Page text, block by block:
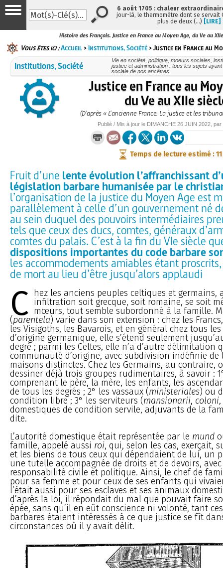
Histoire des Français. Justice en France au Moyen Age, du Ve au
Vous êtes ici :Accueil >Institutions, Société > Justice en France au
Institutions, Société
Vie en société, politique, moeurs sociales,
justice et administration : tous les sujets
sociale de nos ancêtres
Justice en France au
du Ve au XIIe
(D’après « L’ancienne France. La justice et les
Publié / Mis à jour le DIMANCHE 26 JUIN 2022 , par
Temps de lecture estimé :
Fruit d’une lente évolution l’affranchissant
législation barbare humanisée par le
l’organisation de la justice du Moyen Age est
parallèlement à celle d’un gouvernement né
au sein duquel des pouvoirs intermédiaires
tels que ceux des ducs, comtes, généraux
comtes du palais. C’est à la fin du VIe siècle
dispositions importantes du code barbare
les accommodements amiables étant
de mort au lieu d’être jusqu’alors applaudi
C hez les anciens peuples celtiques et germains,
infiltration soit grecque, soit romaine, se soit
mœurs, tout semble subordonné à la famille.
(parentela) varie dans son extension : chez les
les Visigoths, les Bavarois, et en général chez tous
d’origine germanique, elle s’étend seulement
degré ; parmi les Celtes, elle n’a d’autre délimitation
communauté d’origine, avec subdivision indéfinie
maisons distinctes. Chez les Germains, au contraire,
dessiner déjà trois groupes rudimentaires, à savoir :
comprenant le père, la mère, les enfants, les
de tous les degrés ; 2° les vassaux (ministeriales) ou
condition libre ; 3° les serviteurs (mansionarii, coloni,
domestiques de condition servile, adjuvants de la
dite.
L’autorité domestique était représentée par le mund
famille, appelé aussi roi, qui, selon les cas, exerçait,
et les biens de tous ceux qui dépendaient de lui, un
une tutelle accompagnée de droits et de devoirs,
responsabilité civile et politique. Ainsi, le chef de
pour sa femme et pour ceux de ses enfants qui
l’était aussi pour ses esclaves et ses animaux
d’après la loi, il répondait du mal que pouvait faire
épée, sans qu’il en eût conscience ni volonté, tant
barbares étaient intéressés à ce que justice se fît
circonstances où il y avait délit.
6 août 1705 : chaleur
jour-là, le thermomètre dont se servait
plus de deux (…) [LIRE]